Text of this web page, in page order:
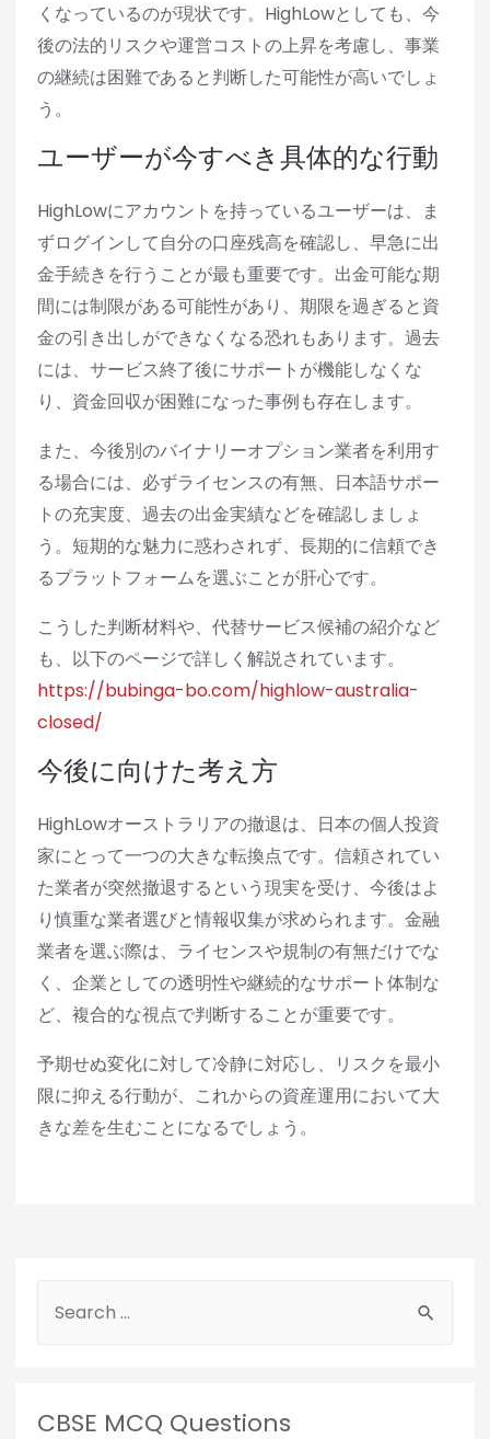
くなっているのが現状です。HighLowとしても、今
後の法的リスクや運営コストの上昇を考慮し、事業
の継続は困難であると判断した可能性が高いでしょ
う。
ユーザーが今すべき具体的な行動
HighLowにアカウントを持っているユーザーは、ま
ずログインして自分の口座残高を確認し、早急に出
金手続きを行うことが最も重要です。出金可能な期
間には制限がある可能性があり、期限を過ぎると資
金の引き出しができなくなる恐れもあります。過去
には、サービス終了後にサポートが機能しなくな
り、資金回収が困難になった事例も存在します。
また、今後別のバイナリーオプション業者を利用す
る場合には、必ずライセンスの有無、日本語サポー
トの充実度、過去の出金実績などを確認しましょ
う。短期的な魅力に惑わされず、長期的に信頼でき
るプラットフォームを選ぶことが肝心です。
こうした判断材料や、代替サービス候補の紹介など
も、以下のページで詳しく解説されています。
https://bubinga-bo.com/highlow-australia-
closed/
今後に向けた考え方
HighLowオーストラリアの撤退は、日本の個人投資
家にとって一つの大きな転換点です。信頼されてい
た業者が突然撤退するという現実を受け、今後はよ
り慎重な業者選びと情報収集が求められます。金融
業者を選ぶ際は、ライセンスや規制の有無だけでな
く、企業としての透明性や継続的なサポート体制な
ど、複合的な視点で判断することが重要です。
予期せぬ変化に対して冷静に対応し、リスクを最小
限に抑える行動が、これからの資産運用において大
きな差を生むことになるでしょう。
CBSE MCQ Questions